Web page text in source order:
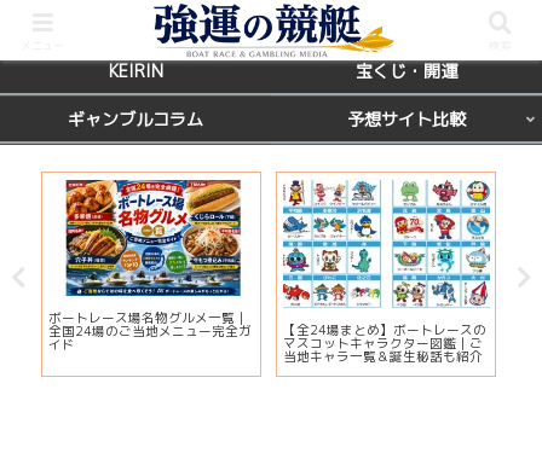
BOATRACE レース場ガイド
KEIRIN 宝くじ・開運
ギャンブルコラム 予想サイト比較
ボートレース場名物グルメ一覧｜
全国24場のご当地メニュー完全ガ
イド
【全24場まとめ】ボートレースの
マスコットキャラクター図鑑｜ご
当地キャラ一覧＆誕生秘話も紹介